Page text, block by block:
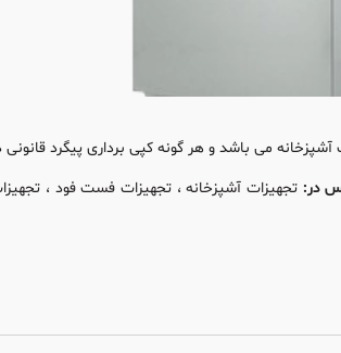
می باشد و هر گونه کپی برداری پیگرد قانونی
در: تجهیزات آشپزخانه ، تجهیزات فست فود ،